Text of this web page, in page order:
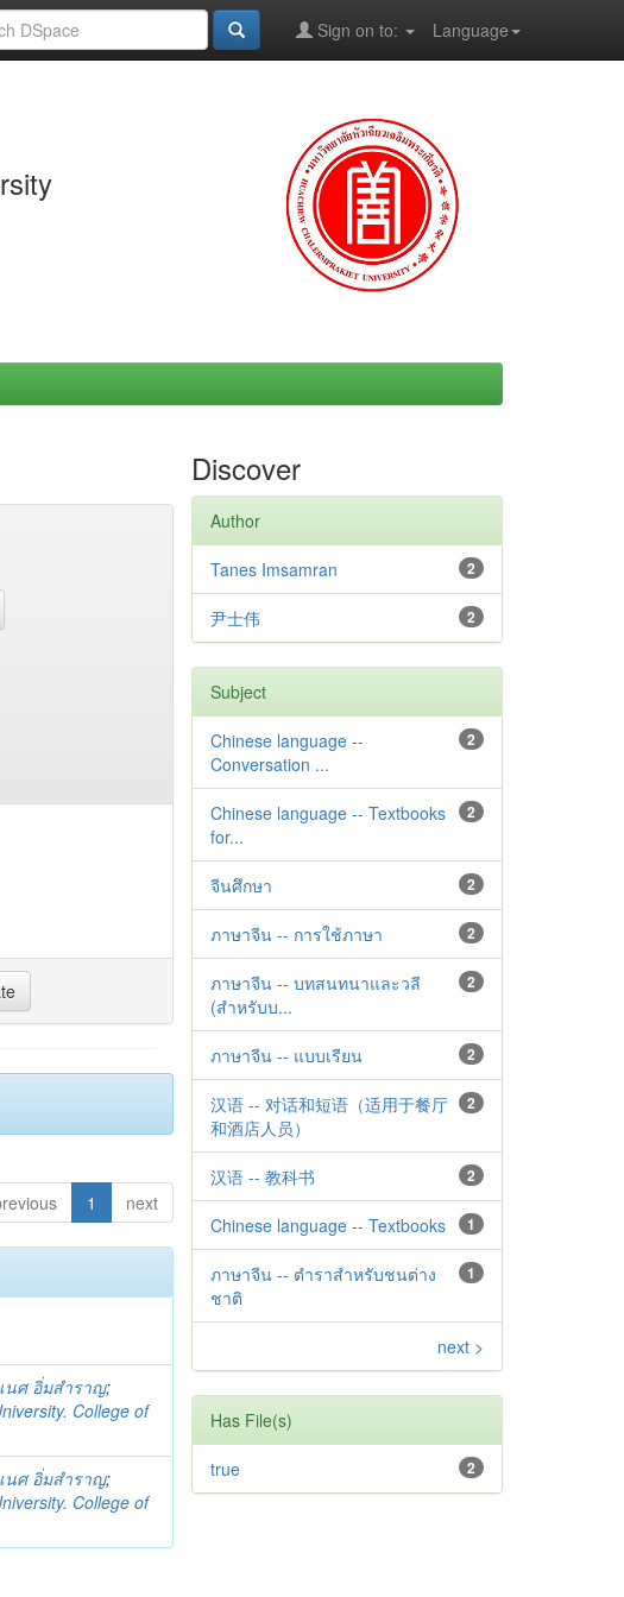
Language
Sign on to:
1 next
นศ อิ่มสำราญ;
College of
นศ อิ่มสำราญ;
College of
Discover
Author
2
Tanes Imsamran
2
尹士伟
Subject
2
Chinese language --
Conversation ...
2
Chinese language -- Textbooks
for...
2
จีนศึกษา
2
ภาษาจีน -- การใช้ภาษา
2
ภาษาจีน -- บทสนทนาและวลี
(สำหรับบ...
2
ภาษาจีน -- แบบเรียน
2
汉语 -- 对话和短语（适用于餐厅
和酒店人员）
2
汉语 -- 教科书
1
Chinese language -- Textbooks
1
ภาษาจีน -- ตำราสำหรับชนต่าง
ชาติ
next >
Has File(s)
2
true